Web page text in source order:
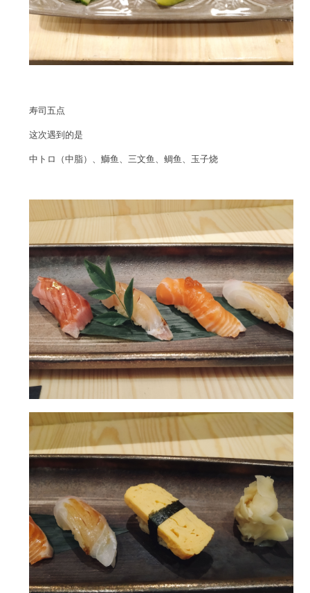
寿司五点
这次遇到的是
中トロ（中脂）、鰤鱼、三文鱼、鲷鱼、玉子烧